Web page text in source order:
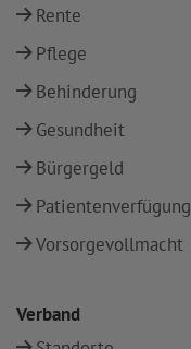
Rente
Pflege
Behinderung
Gesundheit
Bürgergeld
Patientenverfügung
Vorsorgevollmacht
Verband